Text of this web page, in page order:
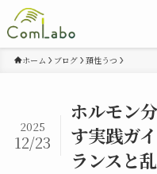
ホーム ブログ 頚性うつ
ホルモン
す実践ガ
ランスと
2025
12/23